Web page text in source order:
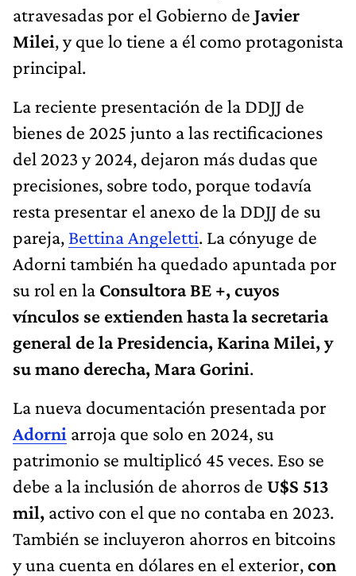
atravesadas por el Gobierno de Javier
Milei, y que lo tiene a él como protagonista
principal.
La reciente presentación de la DDJJ de
bienes de 2025 junto a las rectificaciones
del 2023 y 2024, dejaron más dudas que
precisiones, sobre todo, porque todavía
resta presentar el anexo de la DDJJ de su
pareja, Bettina Angeletti. La cónyuge de
Adorni también ha quedado apuntada por
su rol en la Consultora BE +, cuyos
vínculos se extienden hasta la secretaria
general de la Presidencia, Karina Milei, y
su mano derecha, Mara Gorini.
La nueva documentación presentada por
Adorni arroja que solo en 2024, su
patrimonio se multiplicó 45 veces. Eso se
debe a la inclusión de ahorros de U$S 513
mil, activo con el que no contaba en 2023.
También se incluyeron ahorros en bitcoins
y una cuenta en dólares en el exterior,con